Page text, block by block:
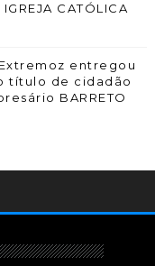
CATÓLICA
entregou
título de cidadão
BARRETO